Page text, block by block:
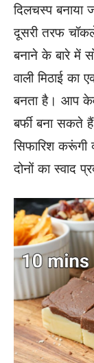
दिलचस्प बनाया
दूसरी तरफ
बनाने के बारे में
वाली मिठाई
बनता है। आप
बर्फी बना सकते
सिफारिश करूंगी
दोनों का स्वाद